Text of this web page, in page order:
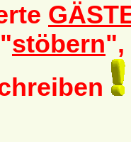
stöbern",